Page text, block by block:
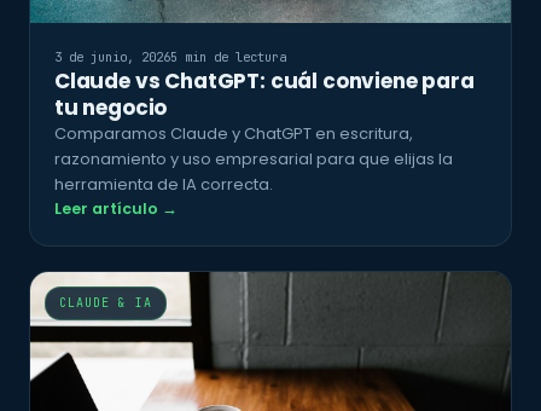
3 de junio, 20265 min de lectura
Claude vs ChatGPT: cuál conviene para
tu negocio
Comparamos Claude y ChatGPT en escritura,
razonamiento y uso empresarial para que elijas la
herramienta de IA correcta.
Leer artículo →
CLAUDE & IA